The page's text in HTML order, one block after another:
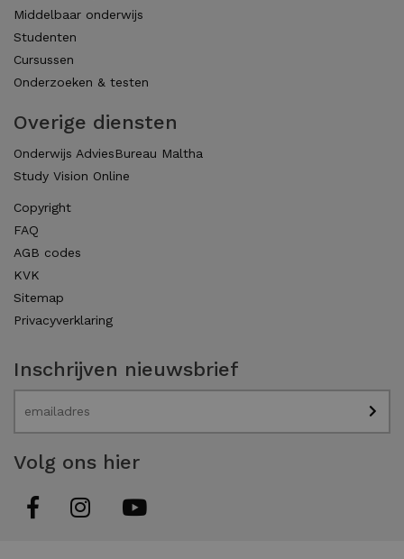
Middelbaar onderwijs
Studenten
Cursussen
Onderzoeken & testen
Overige diensten
Onderwijs AdviesBureau Maltha
Study Vision Online
Copyright
FAQ
AGB codes
KVK
Sitemap
Privacyverklaring
Inschrijven nieuwsbrief
Volg ons hier